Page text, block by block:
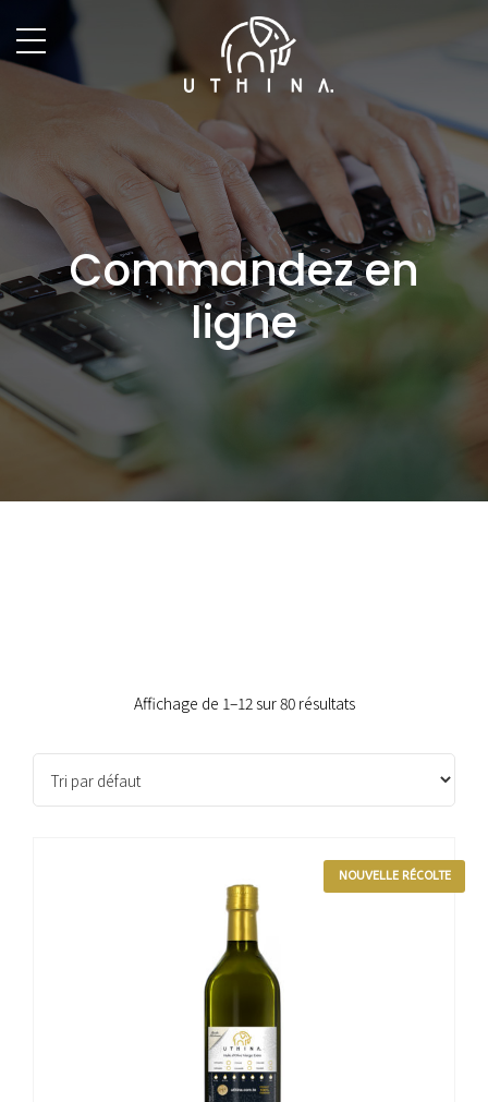
Commandez en
ligne
Affichage de 1–12 sur 80 résultats
NOUVELLE RÉCOLTE